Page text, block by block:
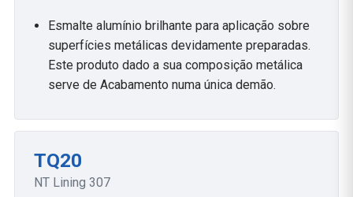
Esmalte alumínio brilhante para aplicação sobre
superfícies metálicas devidamente preparadas.
Este produto dado a sua composição metálica
serve de Acabamento numa única demão.
TQ20
NT Lining 307